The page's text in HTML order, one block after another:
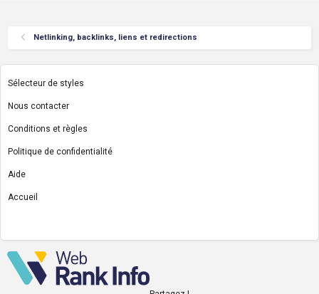
Netlinking, backlinks, liens et redirections
Sélecteur de styles
Nous contacter
Conditions et règles
Politique de confidentialité
Aide
Accueil